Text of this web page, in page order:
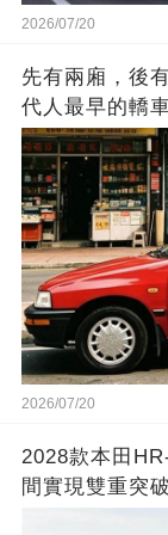
2026/07/20
先有兩廂，後
代人最早的轎
2026/07/20
2028款本田
間實現雙重突破